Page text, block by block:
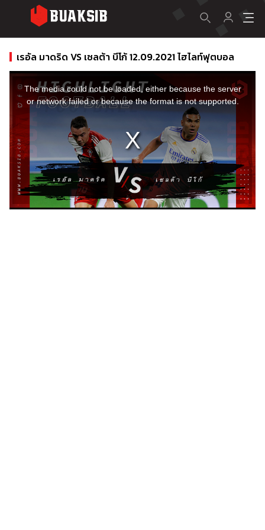
เรอัล มาดริด VS เซลต้า บีโก้ 12.09.2021 ไฮไลท์ฟุตบอล
This
modal
window.
The media could not be loaded, either because the server
or network failed or because the format is not supported.